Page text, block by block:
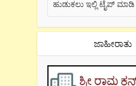
ಜಾಹೀರಾತು